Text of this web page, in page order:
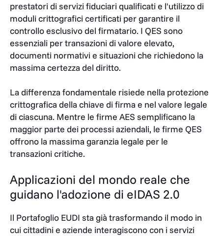
prestatori di servizi fiduciari qualificati e l'utilizzo di
moduli crittografici certificati per garantire il
controllo esclusivo del firmatario. I QES sono
essenziali per transazioni di valore elevato,
documenti normativi e situazioni che richiedono la
massima certezza del diritto.
La differenza fondamentale risiede nella protezione
crittografica della chiave di firma e nel valore legale
di ciascuna. Mentre le firme AES semplificano la
maggior parte dei processi aziendali, le firme QES
offrono la massima garanzia legale per le
transazioni critiche.
Applicazioni del mondo reale che
guidano l'adozione di eIDAS 2.0
Il Portafoglio EUDI sta già trasformando il modo in
cui cittadini e aziende interagiscono con i servizi